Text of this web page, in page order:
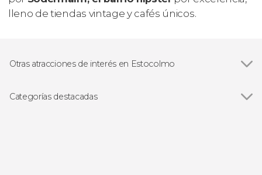
lleno de tiendas vintagey cafés únicos.
Otras atracciones de interés en Estocolmo
Categorías destacadas